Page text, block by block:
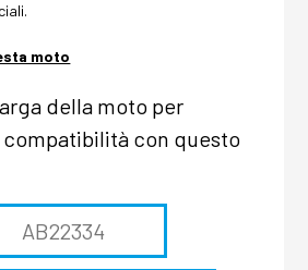
moto
della moto per
con questo